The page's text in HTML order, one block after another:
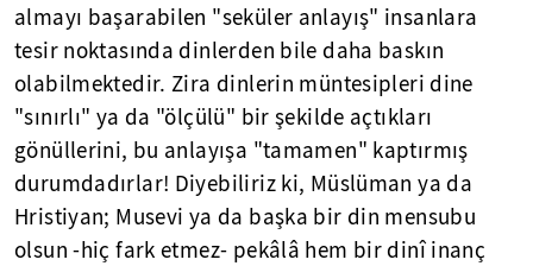
almayı başarabilen "seküler anlayış" insanlara
tesir noktasında dinlerden bile daha baskın
olabilmektedir. Zira dinlerin müntesipleri dine
"sınırlı" ya da "ölçülü" bir şekilde açtıkları
gönüllerini, bu anlayışa "tamamen" kaptırmış
durumdadırlar! Diyebiliriz ki, Müslüman ya da
Hristiyan; Musevi ya da başka bir din mensubu
olsun -hiç fark etmez- pekâlâ hem bir dinî inanç